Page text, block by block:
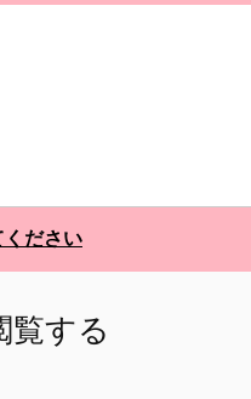
ください
覧する